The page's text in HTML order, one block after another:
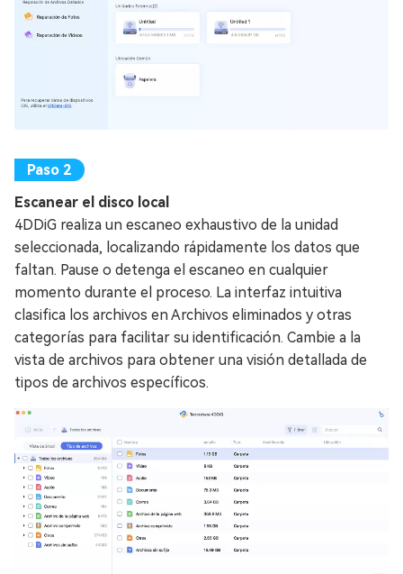
Escanear el disco local
4DDiG realiza un escaneo exhaustivo de la unidad
seleccionada, localizando rápidamente los datos que
faltan. Pause o detenga el escaneo en cualquier
momento durante el proceso. La interfaz intuitiva
clasifica los archivos en Archivos eliminados y otras
categorías para facilitar su identificación. Cambie a la
vista de archivos para obtener una visión detallada de
tipos de archivos específicos.